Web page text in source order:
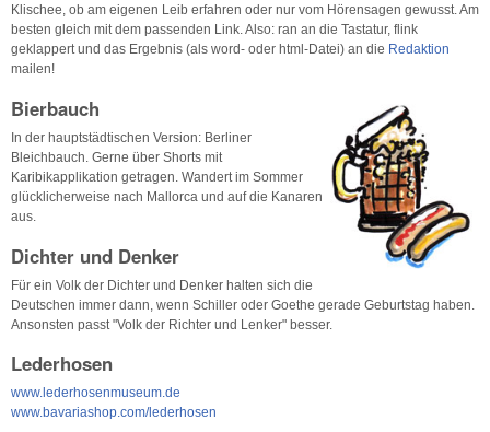
Klischee, ob am eigenen Leib erfahren oder nur vom Hörensagen gewusst. Am
besten gleich mit dem passenden Link. Also: ran an die Tastatur, flink
geklappert und das Ergebnis (als word- oder html-Datei) an die Redaktion
mailen!
Bierbauch
In der hauptstädtischen Version: Berliner
Bleichbauch. Gerne über Shorts mit
Karibikapplikation getragen. Wandert im Sommer
glücklicherweise nach Mallorca und auf die Kanaren
aus.
Dichter und Denker
Für ein Volk der Dichter und Denker halten sich die
Deutschen immer dann, wenn Schiller oder Goethe gerade Geburtstag haben.
Ansonsten passt "Volk der Richter und Lenker" besser.
Lederhosen
www.lederhosenmuseum.de
www.bavariashop.com/lederhosen